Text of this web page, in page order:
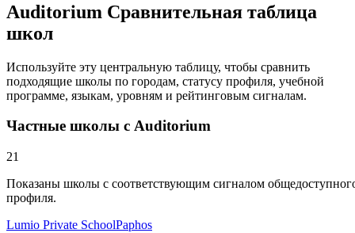
Auditorium Сравнительная таблица
школ
Используйте эту центральную таблицу, чтобы сравнить
подходящие школы по городам, статусу профиля, учебной
программе, языкам, уровням и рейтинговым сигналам.
Частные школы с Auditorium
21
Показаны школы с соответствующим сигналом
профиля.
Lumio Private SchoolPaphos